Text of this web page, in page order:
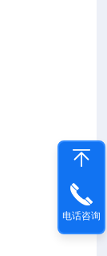
电话咨询